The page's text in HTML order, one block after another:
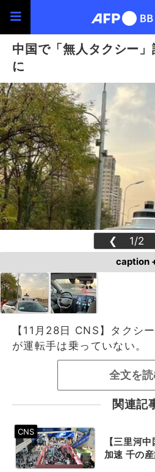
中国で「無人タクシー
に
❮ 1/2
caption
【11月28日 CNS】タクシ
が運転手は乗っていない。
全文を
関連記
【三里河
加速 千の